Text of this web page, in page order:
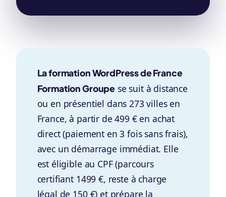
La formation WordPress de France
Formation Groupe se suit à distance
ou en présentiel dans 273 villes en
France, à partir de 499 € en achat
direct (paiement en 3 fois sans frais),
avec un démarrage immédiat. Elle
est éligible au CPF (parcours
certifiant 1499 €, reste à charge
légal de 150 €) et prépare la